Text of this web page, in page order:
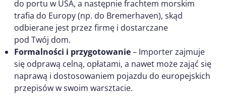
do portu w USA, a następnie frachtem morskim
trafia do Europy (np. do Bremerhaven), skąd
odbierane jest przez firmę i dostarczane
pod Twój dom.
Formalności i przygotowanie– Importer zajmuje
się odprawą celną, opłatami, a nawet może zająć się
naprawą i dostosowaniem pojazdu do europejskich
przepisów w swoim warsztacie.